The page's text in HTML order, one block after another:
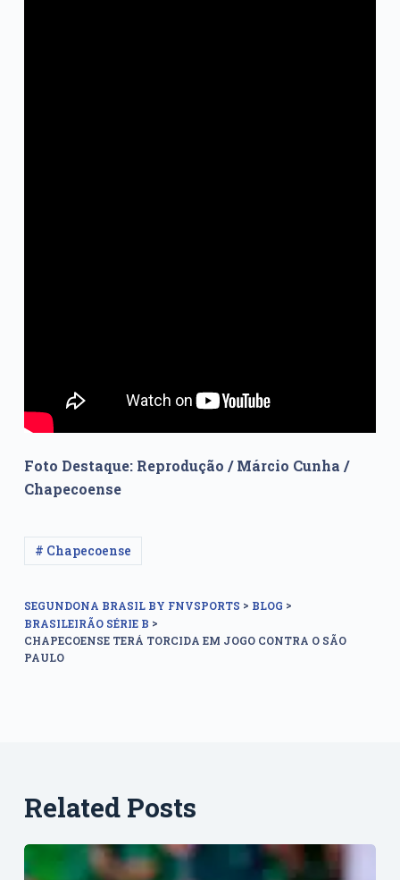
Foto Destaque: Reprodução / Márcio Cunha /
Chapecoense
# Chapecoense
SEGUNDONA BRASIL BY FNVSPORTS > BLOG >
BRASILEIRÃO SÉRIE B >
CHAPECOENSE TERÁ TORCIDA EM JOGO CONTRA O SÃO
PAULO
Related Posts